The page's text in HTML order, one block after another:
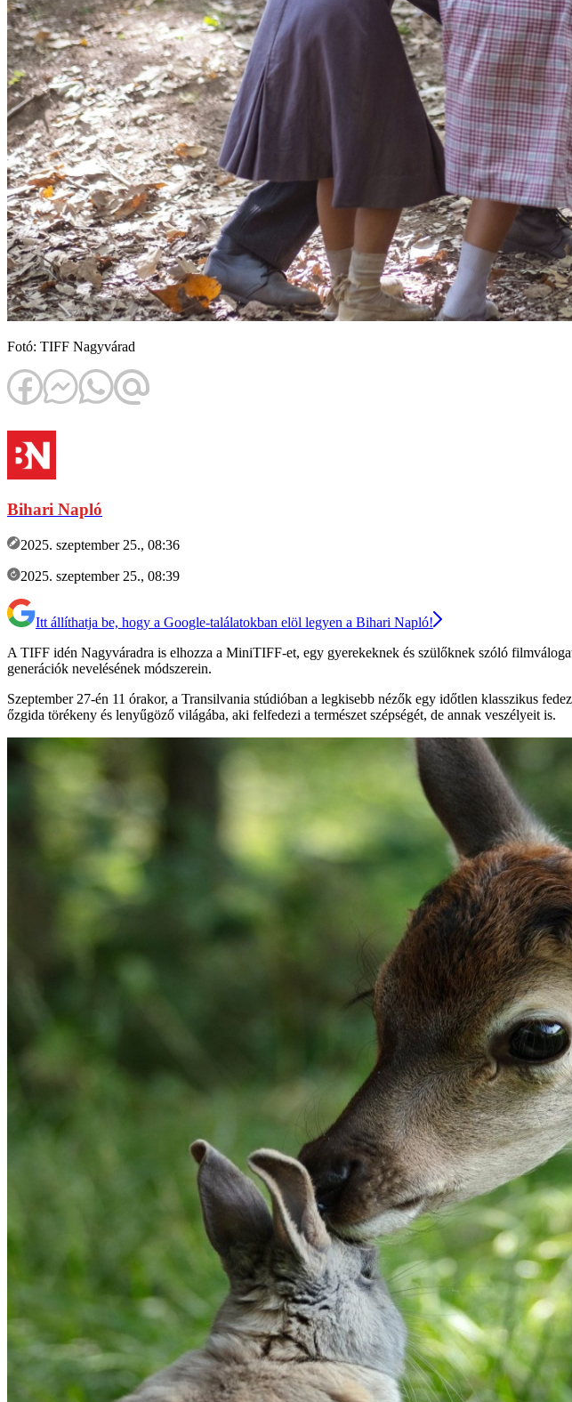
Fotó: TIFF Nagyvárad
Bihari Napló
2025. szeptember 25., 08:36
2025. szeptember 25., 08:39
Itt állíthatja be, hogy a Google-találatokban elöl legyen a Bihari Napló!
A TIFF idén Nagyváradra is elhozza a MiniTIFF-et, egy gyerekeknek és szülőknek szóló
generációk nevelésének módszerein.
Szeptember 27-én 11 órakor, a Transilvania stúdióban a legkisebb nézők egy időtlen klasszikus
őzgida törékeny és lenyűgöző világába, aki felfedezi a természet szépségét, de annak veszélyeit is.